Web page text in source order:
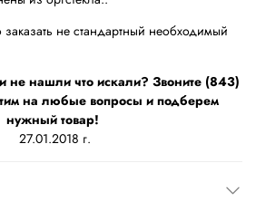
не стандартный необходимый
не нашли что искали? Звоните (843)
на любые вопросы и подберем
нужный товар!
27.01.2018 г.